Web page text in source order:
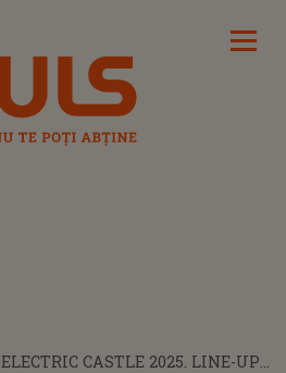
ELECTRIC CASTLE 2025. LINE-UP-